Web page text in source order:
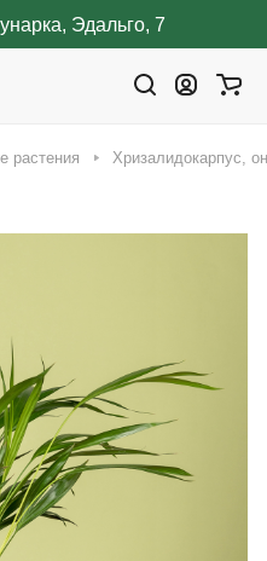
Эдальго, 7
растения Хризалидокарпус,